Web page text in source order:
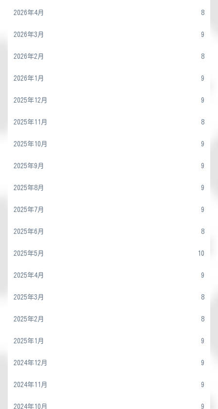
2026年4月 8
2026年3月 9
2026年2月 8
2026年1月 9
2025年12月 9
2025年11月 8
2025年10月 9
2025年9月 9
2025年8月 9
2025年7月 9
2025年6月 8
2025年5月 10
2025年4月 9
2025年3月 8
2025年2月 8
2025年1月 9
2024年12月 9
2024年11月 9
2024年10月 9